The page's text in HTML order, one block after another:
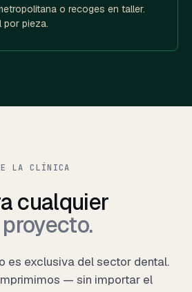
o recoges en taller.
por pieza.
LA CLÍNICA
cualquier
es exclusiva del sector dental.
— sin importar el